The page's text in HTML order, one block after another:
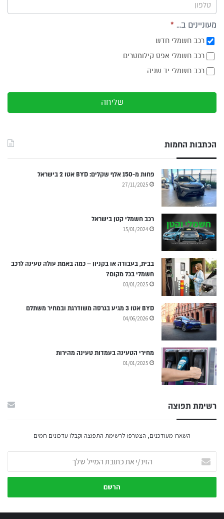
מעוניינים ב... *
רכב חשמלי חדש
רכב חשמלי אפס קילומטרים
רכב חשמלי יד שניה
שליחה
הכתבות החמות
פחות מ-150 אלף שקלים: BYD אטו 2 בישראל
27/11/2025
רכב חשמלי קטן בישראל
15/01/2024
בבית, בעבודה או בקניון – כמה באמת עולה טעינה לרכב
חשמלי בכל מקום?
03/01/2025
BYD אטו 3 מגיע בגרסה משודרגת ובמחיר משתלם
04/06/2026
מחירי הטעינה בעמדות טעינה מהירות
01/01/2025
רשימת תפוצה
השארו מעודכנים, הצטרפו לרשימת התפוצה וקבלו עדכונים חמים
את
כתובת
שלך